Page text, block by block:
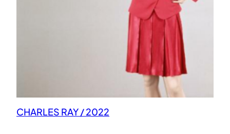
CHARLES RAY / 2022